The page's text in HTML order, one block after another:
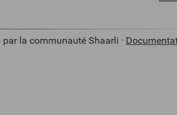
la communauté Shaarli ·